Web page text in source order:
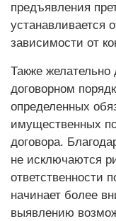
предъявления
устанавливается
зависимости от
Также желательно
договорном
определенных
имущественных
договора.
не исключаются
ответственности
начинает более
выявлению